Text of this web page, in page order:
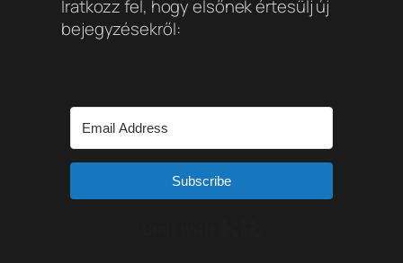
Iratkozz fel, hogy elsőnek értesülj új
bejegyzésekről:
Subscribe